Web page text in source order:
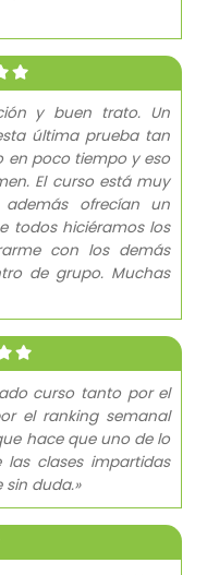
y buen trato. Un
última prueba tan
en poco tiempo y eso
El curso está muy
ofrecían un
todos hiciéramos los
con los demás
de grupo. Muchas
curso tanto por el
el ranking semanal
hace que uno de lo
clases impartidas
duda.»